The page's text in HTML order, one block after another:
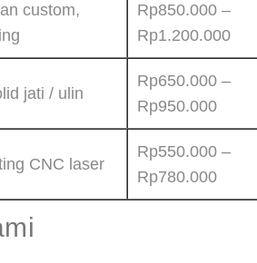
custom,
Rp850.000 –
Rp1.200.000
jati / ulin
Rp650.000 –
Rp950.000
CNC laser
Rp550.000 –
Rp780.000